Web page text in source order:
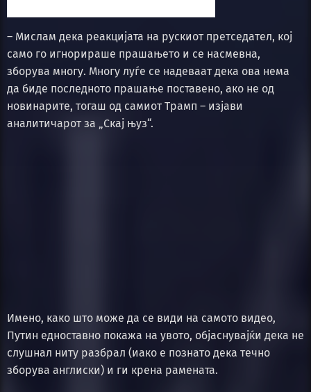
– Мислам дека реакцијата на рускиот претседател, кој
само го игнорираше прашањето и се насмевна,
зборува многу. Многу луѓе се надеваат дека ова нема
да биде последното прашање поставено, ако не од
новинарите, тогаш од самиот Трамп – изјави
аналитичарот за „Скај њуз“.
Имено, како што може да се види на самото видео,
Путин едноставно покажа на увото, објаснувајќи дека не
слушнал ниту разбрал (иако е познато дека течно
зборува англиски) и ги крена рамената.